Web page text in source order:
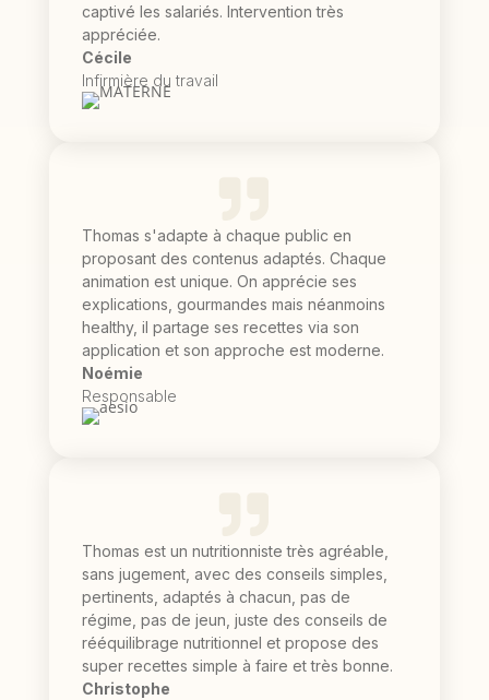
captivé les salariés. Intervention très
appréciée.
Cécile
Infirmière du travail
Thomas s'adapte à chaque public en
proposant des contenus adaptés. Chaque
animation est unique. On apprécie ses
explications, gourmandes mais néanmoins
healthy, il partage ses recettes via son
application et son approche est moderne.
Noémie
Responsable
Thomas est un nutritionniste très agréable,
sans jugement, avec des conseils simples,
pertinents, adaptés à chacun, pas de
régime, pas de jeun, juste des conseils de
rééquilibrage nutritionnel et propose des
super recettes simple à faire et très bonne.
Christophe